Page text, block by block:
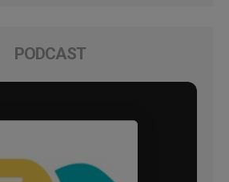
PODCAST